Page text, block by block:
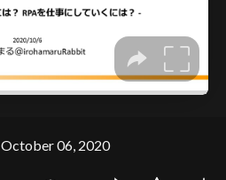
October 06, 2020